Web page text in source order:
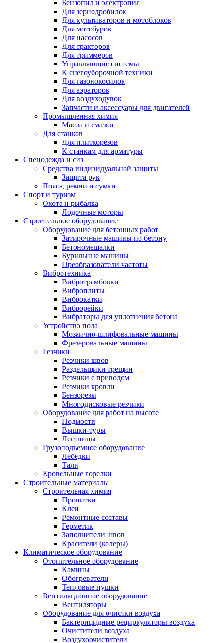
Бензопил и электропил
Для зернодробилок
Для культиваторов и мотоблоков
Для мотобуров
Для насосов
Для тракторов
Для триммеров
Управляющие системы
К снегоуборочной техники
Для газонокосилок
Для аэраторов
Для воздуходувок
Запчасти и аксессуары для двигателей
Промышленная химия
Масла и смазки
Для станков
Для плиткорезов
К станкам для арматуры
Спецодежда и сиз
Средства индивидуальной защиты
Защита рук
Пояса, ремни и сумки
Спорт и туризм
Охота и рыбалка
Лодочные моторы
Строительное оборудование
Оборудование для бетонных работ
Затирочные машины по бетону
Бетономешалки
Бурильные машины
Преобразователи частоты
Вибротехника
Вибротрамбовки
Виброплиты
Виброкатки
Виброрейки
Вибраторы для уплотнения бетона
Устройство пола
Мозаично-шлифовальные машины
Фрезеровальные машины
Резчики
Резчики швов
Раздельщики трещин
Резчики с приводом
Резчики кровли
Бензорезы
Многодисковые резчики
Оборудование для работ на высоте
Подмости
Вышки-туры
Лестницы
Грузоподъемное оборудование
Лебёдки
Тали
Кровельные горелки
Строительные материалы
Строительная химия
Пропитки
Клеи
Ремонтные составы
Герметик
Заполнители швов
Красители (колеры)
Климатическое оборудование
Отопительное оборудование
Камины
Обогреватели
Тепловые пушки
Вентиляционное оборудование
Вентиляторы
Оборудование для очистки воздуха
Бактерицидные рециркуляторы воздуха
Очистители воздуха
Воздухоочистители